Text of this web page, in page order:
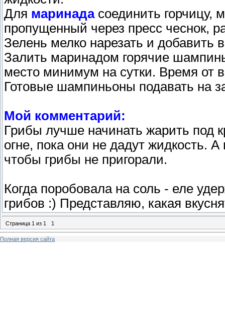
Для маринадасоединить горчицу,
пропущенный через пресс чеснок,
Зелень мелко нарезать и добавить
Залить маринадом горячие
место минимум на сутки. Время от
Готовые шампиньоны подавать на
Мой комментарий:
Грибы лучше начинать жарить под
огне, пока они не дадут жидкость.
чтобы грибы не пригорали.
Когда поробовала на соль - еле
грибов :) Представляю, какая
Страница 1 из 1 1
Полная версия сайта